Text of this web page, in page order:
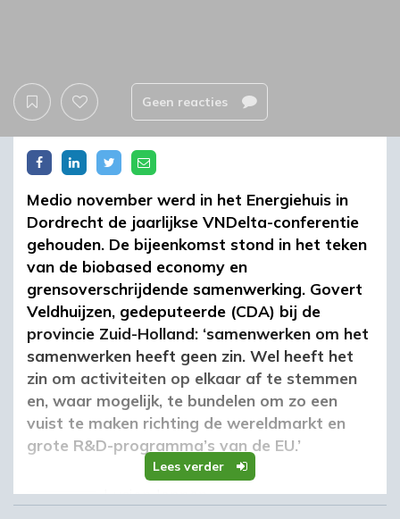
Geen reacties
Lees verder
Medio november werd in het Energiehuis in
Dordrecht de jaarlijkse VNDelta-conferentie
gehouden. De bijeenkomst stond in het teken
van de biobased economy en
grensoverschrijdende samenwerking. Govert
Veldhuijzen, gedeputeerde (CDA) bij de
provincie Zuid-Holland: ‘samenwerken om het
samenwerken heeft geen zin. Wel heeft het
zin om activiteiten op elkaar af te stemmen
en, waar mogelijk, te bundelen om zo een
vuist te maken richting de wereldmarkt en
grote R&D-programma’s van de EU.’
Lucien Joppen